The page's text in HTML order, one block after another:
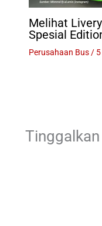
Melihat
Spesial
Perusahaan Bus/